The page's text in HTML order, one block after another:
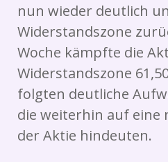
nun wieder deutlich
Widerstandszone
Woche kämpfte die
Widerstandszone
folgten deutliche
die weiterhin auf eine
der Aktie hindeuten.